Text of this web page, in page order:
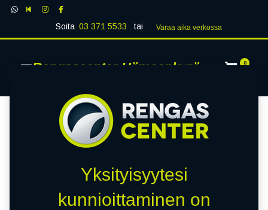
Soita 03 371 5533 tai Varaa aika verk​​​​ossa
Rengascenter Hämeenkyrö 0
Yksityisyytesi
kunnioittaminen on